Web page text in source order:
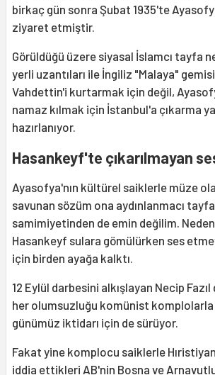
birkaç gün sonra Şubat 1935'te
ziyaret etmiştir.
Görüldüğü üzere siyasal İslamcı tayfa
yerli uzantıları ile İngiliz "Malaya"
Vahdettin'i kurtarmak için değil,
namaz kılmak için İstanbul'a çıkarma
hazırlanıyor.
Hasankeyf'te çıkarılmayan
Ayasofya'nın kültürel saiklerle müze
savunan sözüm ona aydınlanmacı
samimiyetinden de emin değilim. Neden
Hasankeyf sulara gömülürken ses
için birden ayağa kalktı.
12 Eylül darbesini alkışlayan Necip Fazıl
her olumsuzluğu komünist komplolarla
günümüz iktidarı için de sürüyor.
Fakat yine komplocu saiklerle
iddia ettikleri AB'nin Bosna ve